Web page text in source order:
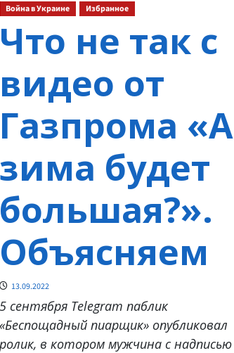
Война в Украине Избранное
Что не так с
видео от
Газпрома «А
зима будет
большая?».
Объясняем
13.09.2022
5 сентября Telegram паблик
«Беспощадный пиарщик» опубликовал
ролик, в котором мужчина с надписью